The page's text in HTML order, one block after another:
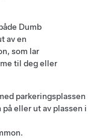
Dumb
av en
, som lar
til deg eller
parkeringsplassen
eller ut av plassen i
.